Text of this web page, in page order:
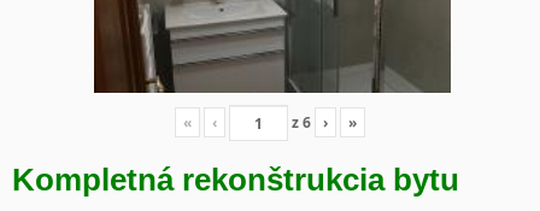
« ‹ z6 › »
Kompletná rekonštrukcia bytu